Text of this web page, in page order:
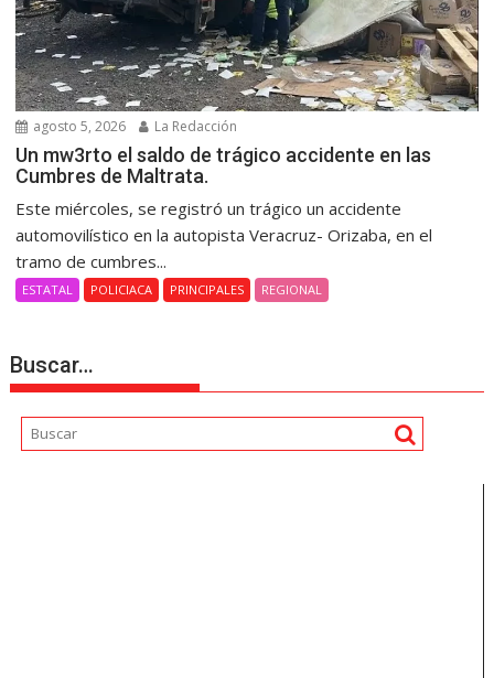
agosto 5, 2026 La Redacción
Un mw3rto el saldo de trágico accidente en las
Cumbres de Maltrata.
Este miércoles, se registró un trágico un accidente
automovilístico en la autopista Veracruz- Orizaba, en el
tramo de cumbres...
ESTATAL POLICIACA PRINCIPALES REGIONAL
Buscar…